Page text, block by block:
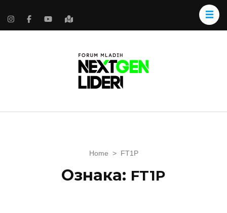
Home > FT1P
Ознака: FT1P